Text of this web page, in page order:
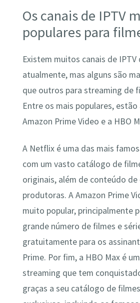
Os canais de IPTV
populares para
Existem muitos canais de IPTV
atualmente, mas alguns são
que outros para streaming de
Entre os mais populares,
Amazon Prime Video e a HBO
A Netflix é uma das mais
com um vasto catálogo de
originais, além de conteúdo
produtoras. A Amazon Prime
muito popular, principalmente
grande número de filmes e
gratuitamente para os
Prime. Por fim, a HBO Max é
streaming que tem
graças a seu catálogo de